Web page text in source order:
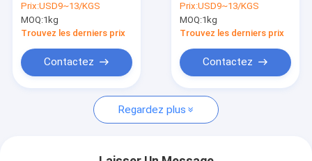
Nouvelles
Demandez une citation
Feuille d'alliage de magnésium
matériaux de
soudure, feux
d'artifice
Prix:USD9~13/KGS
MOQ:1kg
Trouvez les derniers prix
Contactez
pour l'industrie de
matériaux de
soudure
Prix:USD9~13/KGS
MOQ:1kg
Trouvez les derniers prix
Contactez
Regardez plus